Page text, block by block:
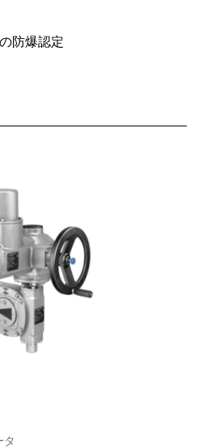
防爆認定
タ